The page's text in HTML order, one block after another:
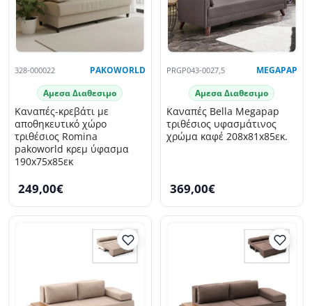
328-000022 PAKOWORLD
Αμεσα Διαθεσιμο
Καναπές-κρεβάτι με
αποθηκευτικό χώρο
τριθέσιος Romina
pakoworld κρεμ ύφασμα
190x75x85εκ
249,00€
PRGP043-0027,5 MEGAPAP
Αμεσα Διαθεσιμο
Καναπές Bella Megapap
τριθέσιος υφασμάτινος
χρώμα καφέ 208x81x85εκ.
369,00€